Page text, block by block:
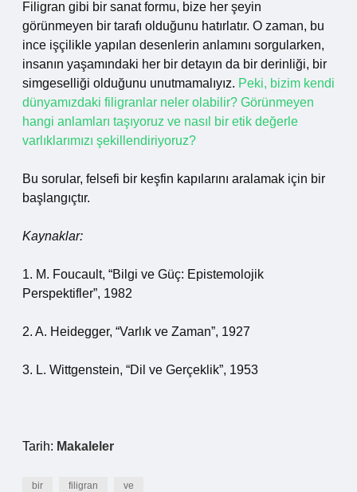
Filigran gibi bir sanat formu, bize her şeyin
görünmeyen bir tarafı olduğunu hatırlatır. O zaman, bu
ince işçilikle yapılan desenlerin anlamını sorgularken,
insanın yaşamındaki her bir detayın da bir derinliği, bir
simgeselliği olduğunu unutmamalıyız. Peki, bizim kendi
dünyamızdaki filigranlar neler olabilir? Görünmeyen
hangi anlamları taşıyoruz ve nasıl bir etik değerle
varlıklarımızı şekillendiriyoruz?
Bu sorular, felsefi bir keşfin kapılarını aralamak için bir
başlangıçtır.
Kaynaklar:
1. M. Foucault, “Bilgi ve Güç: Epistemolojik
Perspektifler”, 1982
2. A. Heidegger, “Varlık ve Zaman”, 1927
3. L. Wittgenstein, “Dil ve Gerçeklik”, 1953
Tarih: Makaleler
bir filigran ve